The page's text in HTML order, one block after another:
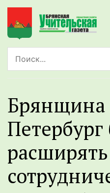
Брянщина
Петербург
расширять